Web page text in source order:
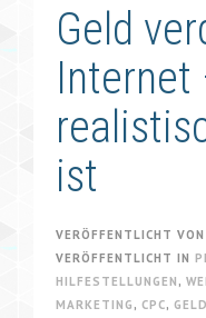
Geld
Internet
ist
VERÖFFENTLICHT VON
VERÖFFENTLICHT IN
HILFESTELLUNGEN ,
MARKETING , CPC,